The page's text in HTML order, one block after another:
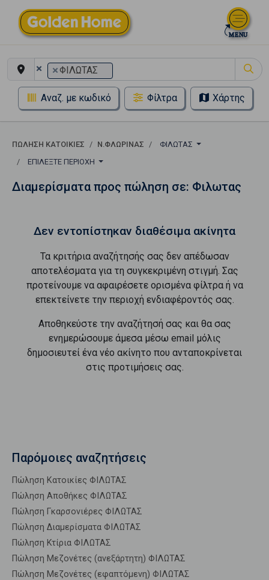
× ×ΦΙΛΩΤΑΣ
Αναζ. με κωδικό Φίλτρα Χάρτης
ΠΏΛΗΣΗ ΚΑΤΟΙΚΊΕΣ Ν.ΦΛΩΡΙΝΑΣ
ΦΙΛΩΤΑΣ
ΕΠΙΛΈΞΤΕ ΠΕΡΙΟΧΉ
Διαμερίσματα προς πώληση σε: Φιλωτας
Δεν εντοπίστηκαν διαθέσιμα ακίνητα
Τα κριτήρια αναζήτησής σας δεν απέδωσαν
αποτελέσματα για τη συγκεκριμένη στιγμή. Σας
προτείνουμε να αφαιρέσετε ορισμένα φίλτρα ή να
επεκτείνετε την περιοχή ενδιαφέροντός σας.
Αποθηκεύστε την αναζήτησή σας και θα σας
ενημερώσουμε άμεσα μέσω email μόλις
δημοσιευτεί ένα νέο ακίνητο που ανταποκρίνεται
στις προτιμήσεις σας.
Παρόμοιες αναζητήσεις
Πώληση Κατοικίες ΦΙΛΩΤΑΣ
Πώληση Αποθήκες ΦΙΛΩΤΑΣ
Πώληση Γκαρσονιέρες ΦΙΛΩΤΑΣ
Πώληση Διαμερίσματα ΦΙΛΩΤΑΣ
Πώληση Κτίρια ΦΙΛΩΤΑΣ
Πώληση Μεζονέτες (ανεξάρτητη) ΦΙΛΩΤΑΣ
Πώληση Μεζονέτες (εφαπτόμενη) ΦΙΛΩΤΑΣ